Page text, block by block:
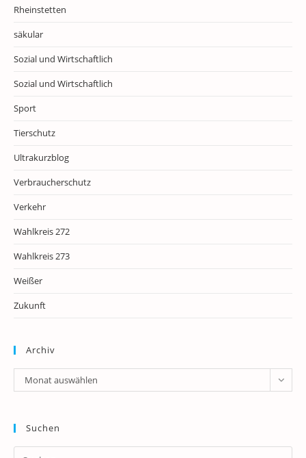
Rheinstetten
säkular
Sozial und Wirtschaftlich
Sozial und Wirtschaftlich
Sport
Tierschutz
Ultrakurzblog
Verbraucherschutz
Verkehr
Wahlkreis 272
Wahlkreis 273
Weißer
Zukunft
Archiv
Archiv
Monat auswählen
Suchen